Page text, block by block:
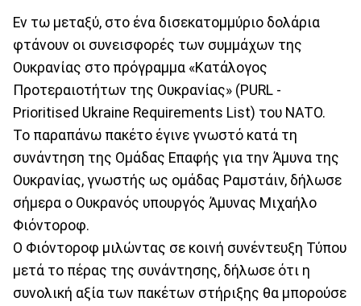
Εν τω μεταξύ, στο ένα δισεκατομμύριο δολάρια
φτάνουν οι συνεισφορές των συμμάχων της
Ουκρανίας στο πρόγραμμα «Κατάλογος
Προτεραιοτήτων της Ουκρανίας» (PURL -
Prioritised Ukraine Requirements List) του ΝΑΤΟ.
Το παραπάνω πακέτο έγινε γνωστό κατά τη
συνάντηση της Ομάδας Επαφής για την Άμυνα της
Ουκρανίας, γνωστής ως ομάδας Ραμστάιν, δήλωσε
σήμερα ο Ουκρανός υπουργός Άμυνας Μιχαήλο
Φιόντοροφ.
Ο Φιόντοροφ μιλώντας σε κοινή συνέντευξη Τύπου
μετά το πέρας της συνάντησης, δήλωσε ότι η
συνολική αξία των πακέτων στήριξης θα μπορούσε